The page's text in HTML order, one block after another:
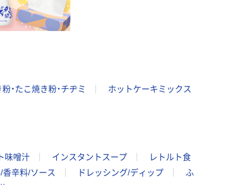
・たこ焼き粉・チヂミ
ホットケーキミックス
味噌汁 インスタントスープ
レトルト食
香辛料/ソース ドレッシング/ディップ
ふ